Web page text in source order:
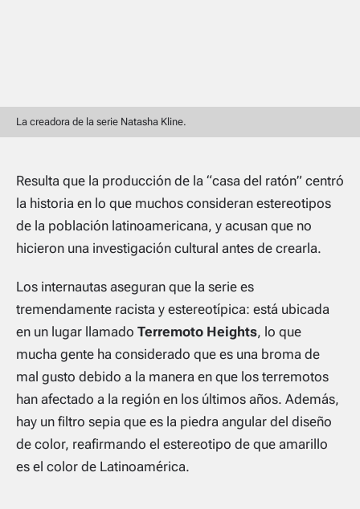
La creadora de la serie Natasha Kline.
Resulta que la producción de la “casa del ratón” centró
la historia en lo que muchos consideran estereotipos
de la población latinoamericana, y acusan que no
hicieron una investigación cultural antes de crearla.
Los internautas aseguran que la serie es
tremendamente racista y estereotípica: está ubicada
en un lugar llamado Terremoto Heights, lo que
mucha gente ha considerado que es una broma de
mal gusto debido a la manera en que los terremotos
han afectado a la región en los últimos años. Además,
hay un filtro sepia que es la piedra angular del diseño
de color, reafirmando el estereotipo de que amarillo
es el color de Latinoamérica.